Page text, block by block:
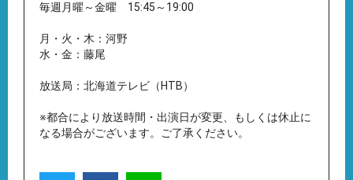
毎週月曜～金曜 15:45～19:00
月・火・木：河野
水・金：藤尾
放送局：北海道テレビ（HTB）
※都合により放送時間・出演日が変更、もしくは休止に
なる場合がございます。ご了承ください。